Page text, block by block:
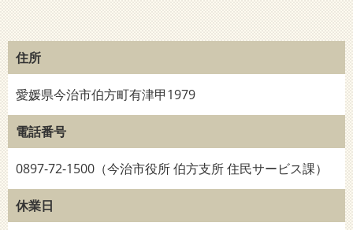
住所
愛媛県今治市伯方町有津甲1979
電話番号
0897-72-1500（今治市役所 伯方支所 住民サービス課）
休業日